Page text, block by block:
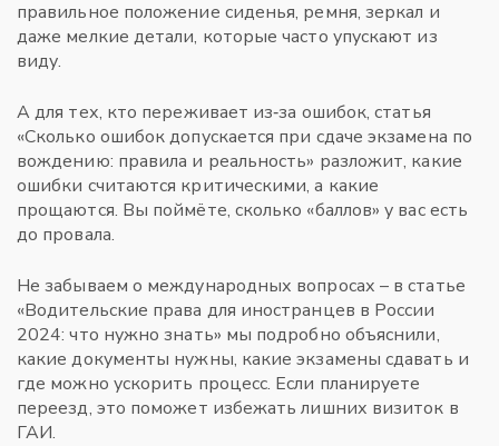
правильное положение сиденья, ремня, зеркал и
даже мелкие детали, которые часто упускают из
виду.
А для тех, кто переживает из‑за ошибок, статья
«Сколько ошибок допускается при сдаче экзамена по
вождению: правила и реальность» разложит, какие
ошибки считаются критическими, а какие
прощаются. Вы поймёте, сколько «баллов» у вас есть
до провала.
Не забываем о международных вопросах – в статье
«Водительские права для иностранцев в России
2024: что нужно знать» мы подробно объяснили,
какие документы нужны, какие экзамены сдавать и
где можно ускорить процесс. Если планируете
переезд, это поможет избежать лишних визиток в
ГАИ.